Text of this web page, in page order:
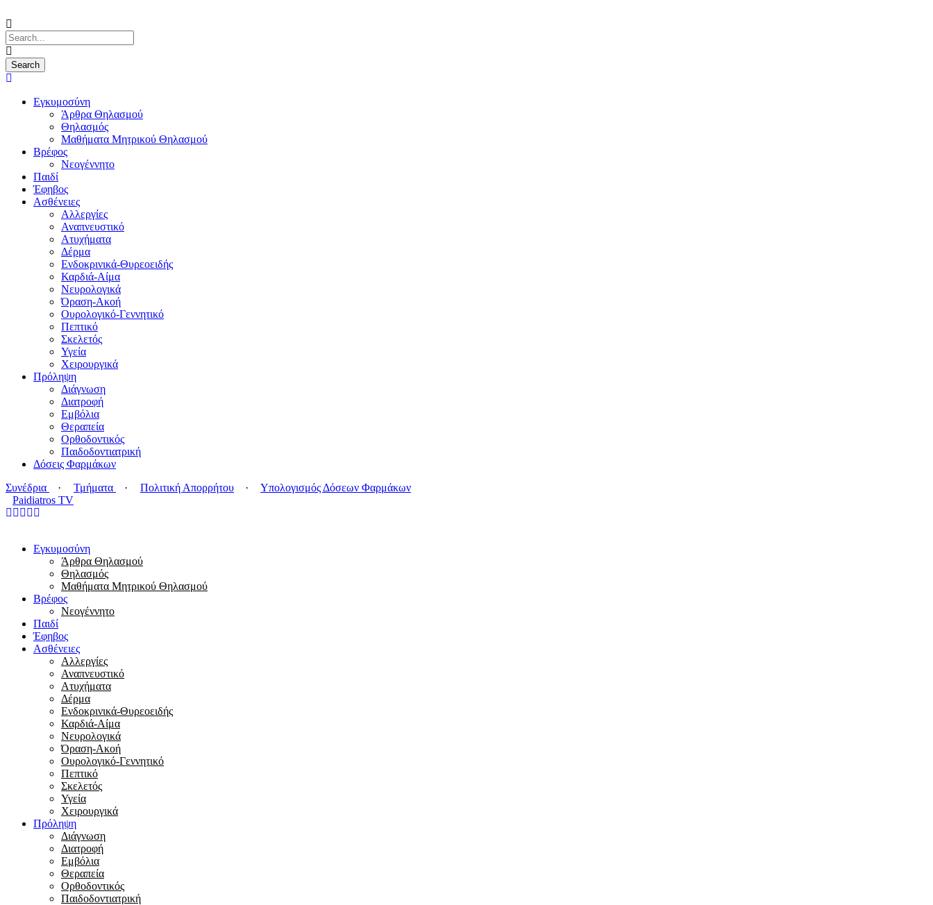
Εγκυμοσύνη
Άρθρα Θηλασμού
Θηλασμός
Μαθήματα Μητρικού Θηλασμού
Βρέφος
Νεογέννητο
Παιδί
Έφηβος
Ασθένειες
Αλλεργίες
Αναπνευστικό
Ατυχήματα
Δέρμα
Ενδοκρινικά-Θυρεοειδής
Καρδιά-Αίμα
Νευρολογικά
Όραση-Ακοή
Ουρολογικό-Γεννητικό
Πεπτικό
Σκελετός
Υγεία
Χειρουργικά
Πρόληψη
Διάγνωση
Διατροφή
Εμβόλια
Θεραπεία
Ορθοδοντικός
Παιδοδοντιατρική
Δόσεις Φαρμάκων
Συνέδρια
· Τμήματα · Πολιτική Απορρήτου ·
Υπολογισμός Δόσεων Φαρμάκων
Paidiatros TV
Εγκυμοσύνη
Άρθρα Θηλασμού
Θηλασμός
Μαθήματα Μητρικού Θηλασμού
Βρέφος
Νεογέννητο
Παιδί
Έφηβος
Ασθένειες
Αλλεργίες
Αναπνευστικό
Ατυχήματα
Δέρμα
Ενδοκρινικά-Θυρεοειδής
Καρδιά-Αίμα
Νευρολογικά
Όραση-Ακοή
Ουρολογικό-Γεννητικό
Πεπτικό
Σκελετός
Υγεία
Χειρουργικά
Πρόληψη
Διάγνωση
Διατροφή
Εμβόλια
Θεραπεία
Ορθοδοντικός
Παιδοδοντιατρική